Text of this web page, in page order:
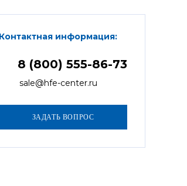
Контактная информация:
8 (800) 555-86-73
sale@hfe-center.ru